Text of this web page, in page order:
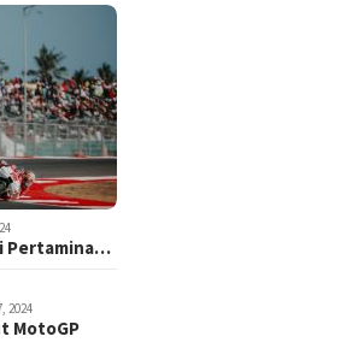
Pertamina…
2024
MotoGP